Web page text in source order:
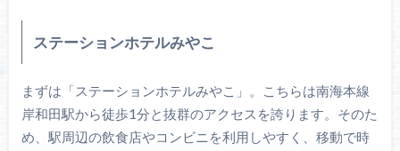
ステーションホテルみやこ
まずは「ステーションホテルみやこ」。こちらは南海本線
岸和田駅から徒歩1分と抜群のアクセスを誇ります。そのた
め、駅周辺の飲食店やコンビニを利用しやすく、移動で時